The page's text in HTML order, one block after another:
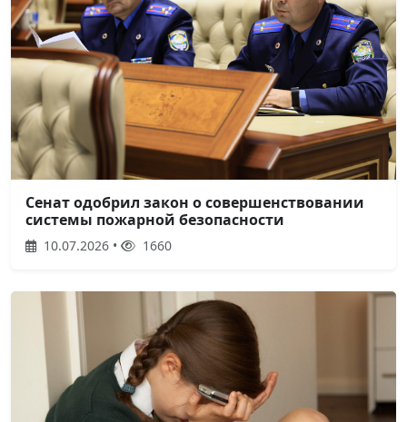
Сенат одобрил закон о совершенствовании
системы пожарной безопасности
10.07.2026 • 1660